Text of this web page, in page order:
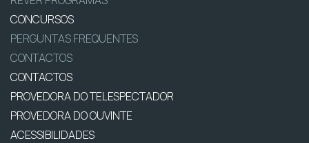
CONCURSOS
PERGUNTAS FREQUENTES
CONTACTOS
CONTACTOS
PROVEDORA DO TELESPECTADOR
PROVEDORA DO OUVINTE
ACESSIBILIDADES